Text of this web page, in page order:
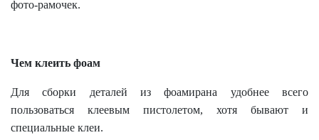
фото-рамочек.
Чем клеить фоам
Для сборки деталей из фоамирана удобнее всего
пользоваться клеевым пистолетом, хотя бывают и
специальные клеи.